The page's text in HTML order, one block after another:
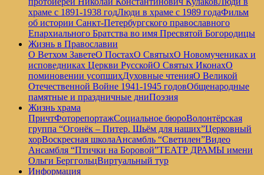
храме с 1891-1938 годЛюди в храме с 1989 годаФильм
об истории Санкт-Петербургского православного
Епархиального Братства во имя Пресвятой Богородицы
Жизнь в Православии
О Ветхом ЗаветеО ПостахО СвятыхО Новомучениках и
исповедниках Церкви РусскойО Святых ИконахО
поминовении усопшихДуховные чтенияО Великой
Отечественной Войне 1941-1945 годовОбщенародные
памятные и праздничные дниПоэзия
Жизнь храма
ПричтФоторепортажСоциальное бюроВолонтёрская
группа “Огонёк – Питер. Шьём для наших”Церковный
хорВоскресная школаАнсамбль “Светилен”Видео
Ансамбля “Птички на Боровой”ТЕАТР ДРАМЫ имени
Ольги БерггольцВиртуальный тур
Информация